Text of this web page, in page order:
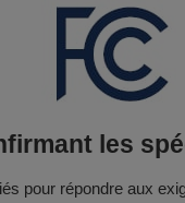
les
pour répondre aux